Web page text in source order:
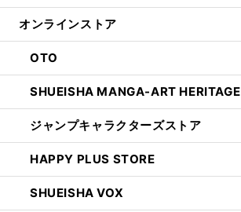
オンラインストア
OTO
SHUEISHA MANGA-ART HERITAGE
ジャンプキャラクターズストア
HAPPY PLUS STORE
SHUEISHA VOX